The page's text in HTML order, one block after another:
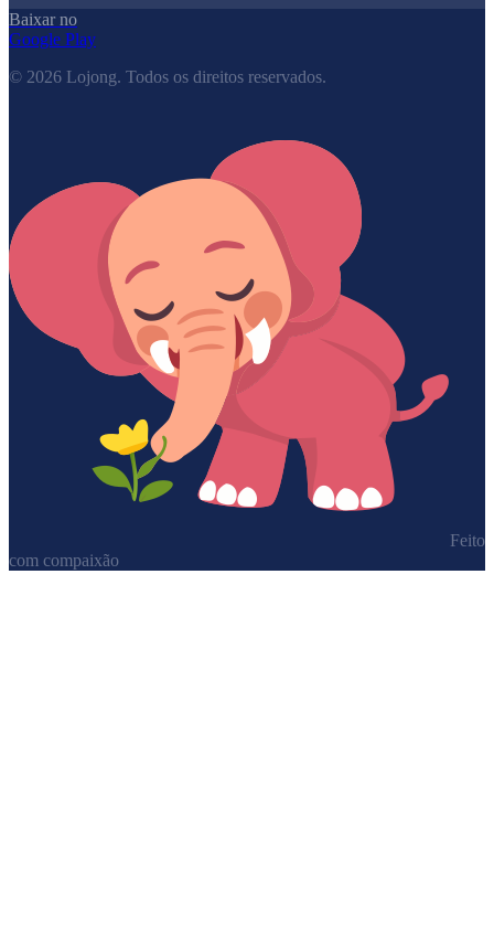
Baixar no
Google Play
© 2026 Lojong. Todos os direitos reservados.
Feito
com compaixão